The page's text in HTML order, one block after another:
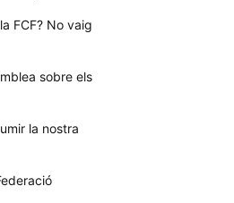
FCF? No vaig
sobre els
la nostra